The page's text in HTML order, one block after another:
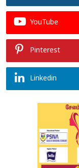
YouTube
Pinterest
Linkedin